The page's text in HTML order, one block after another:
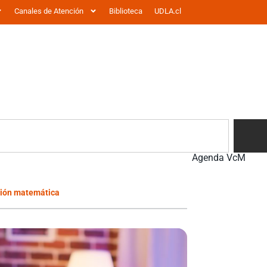
Canales de Atención Biblioteca UDLA.cl
Agenda VcM
matemática